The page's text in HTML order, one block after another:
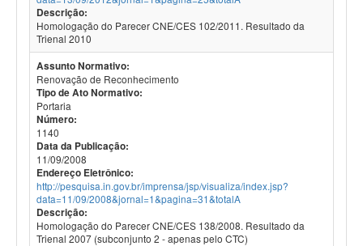
Descrição:
Homologação do Parecer CNE/CES 102/2011. Resultado da
Trienal 2010
Assunto Normativo:
Renovação de Reconhecimento
Tipo de Ato Normativo:
Portaria
Número:
1140
Data da Publicação:
11/09/2008
Endereço Eletrônico:
http://pesquisa.in.gov.br/imprensa/jsp/visualiza/index.jsp?
data=11/09/2008&jornal=1&pagina=31&totalA
Descrição:
Homologação do Parecer CNE/CES 138/2008. Resultado da
Trienal 2007 (subconjunto 2 - apenas pelo CTC)